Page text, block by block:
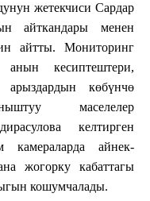
жетекчиси Сардар
айткандары менен
айтты. Мониторинг
кесиптештери,
арыздардын көбүнчө
маселелер
келтирген
камераларда айнек-
жогорку кабаттагы
кошумчалады.